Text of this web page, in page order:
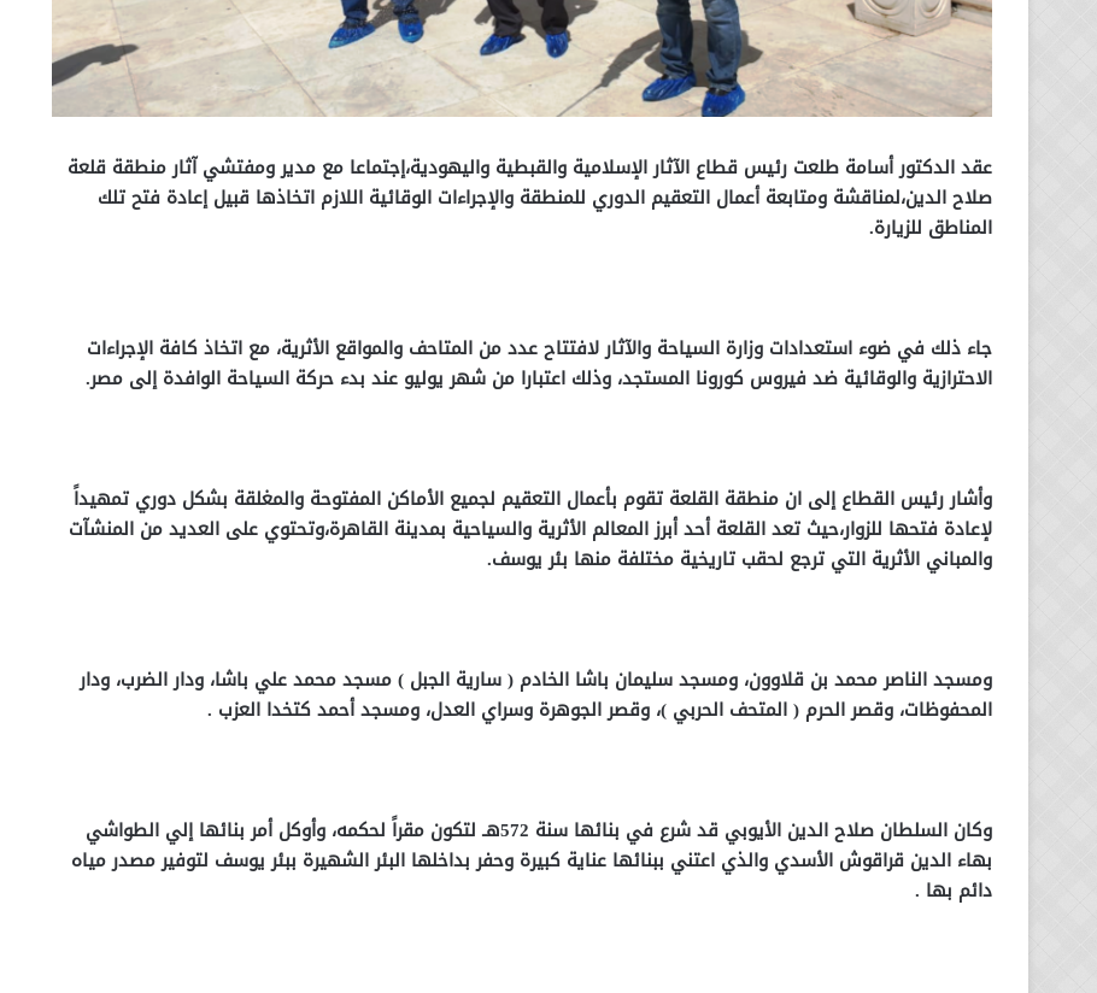
عقد الدكتور أسامة طلعت رئيس قطاع الآثار الإسلامية والقبطية واليهودية،إجتماعا مع مدير ومفتشي آثار منطقة قلعة
صلاح الدين،لمناقشة ومتابعة أعمال التعقيم الدوري للمنطقة والإجراءات الوقائية اللازم اتخاذها قبيل إعادة فتح تلك
المناطق للزيارة.
جاء ذلك في ضوء استعدادات وزارة السياحة والآثار لافتتاح عدد من المتاحف والمواقع الأثرية، مع اتخاذ كافة الإجراءات
الاحترازية والوقائية ضد فيروس كورونا المستجد، وذلك اعتبارا من شهر يوليو عند بدء حركة السياحة الوافدة إلى مصر.
وأشار رئيس القطاع إلى ان منطقة القلعة تقوم بأعمال التعقيم لجميع الأماكن المفتوحة والمغلقة بشكل دوري تمهيداً
لإعادة فتحها للزوار،حيث تعد القلعة أحد أبرز المعالم الأثرية والسياحية بمدينة القاهرة،وتحتوي على العديد من المنشآت
والمباني الأثرية التي ترجع لحقب تاريخية مختلفة منها بئر يوسف.
ومسجد الناصر محمد بن قلاوون، ومسجد سليمان باشا الخادم ( سارية الجبل ) مسجد محمد علي باشا، ودار الضرب، ودار
المحفوظات، وقصر الحرم ( المتحف الحربي )، وقصر الجوهرة وسراي العدل، ومسجد أحمد كتخدا العزب .
وكان السلطان صلاح الدين الأيوبي قد شرع في بنائها سنة 572هـ لتكون مقراً لحكمه، وأوكل أمر بنائها إلي الطواشي
بهاء الدين قراقوش الأسدي والذي اعتني ببنائها عناية كبيرة وحفر بداخلها البئر الشهيرة ببئر يوسف لتوفير مصدر مياه
دائم بها .